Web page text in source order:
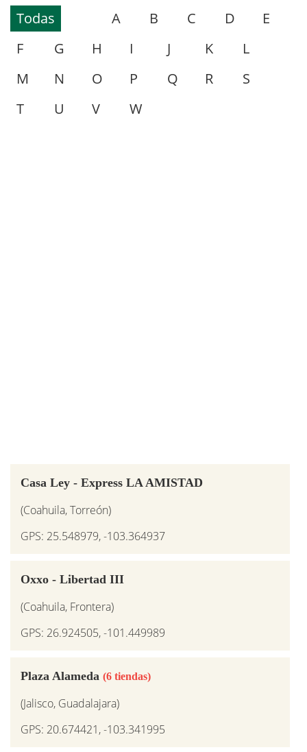
Todas A B C D
E
F
G H I J K
L
M
N O P Q R
S
T
U V W
Casa Ley - Express LA AMISTAD
(Coahuila, Torreón)
GPS: 25.548979, -103.364937
Oxxo - Libertad III
(Coahuila, Frontera)
GPS: 26.924505, -101.449989
Plaza Alameda (6 tiendas)
(Jalisco, Guadalajara)
GPS: 20.674421, -103.341995